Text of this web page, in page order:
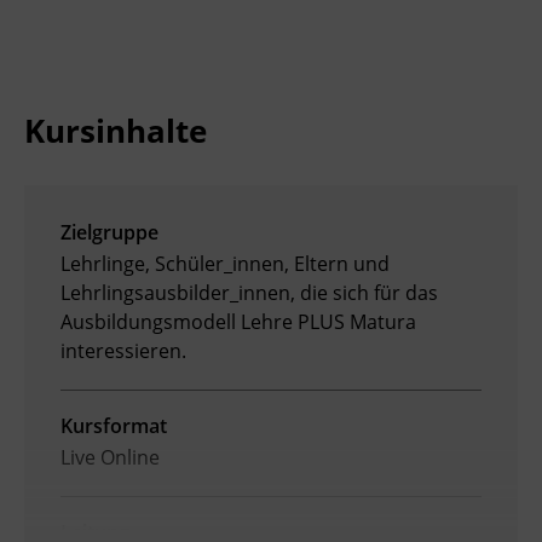
Kursinhalte
Zielgruppe
Lehrlinge, Schüler_innen, Eltern und
Lehrlingsausbilder_innen, die sich für das
Ausbildungsmodell Lehre PLUS Matura
interessieren.
Kursformat
Live Online